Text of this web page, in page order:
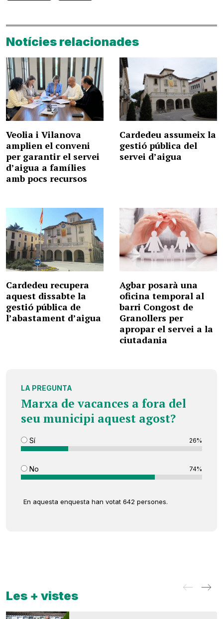
Notícies relacionades
Veolia i Vilanova
amplien el conveni
per garantir el servei
d’aigua a famílies
amb pocs recursos
Cardedeu assumeix la
gestió pública del
servei d’aigua
Cardedeu recupera
aquest dissabte la
gestió pública de
l’abastament d’aigua
Agbar posarà una
oficina temporal al
barri Congost de
Granollers per
apropar el servei a la
ciutadania
LA PREGUNTA
Marxa de vacances a fora del
seu municipi aquest agost?
Sí 26%
No 74%
En aquesta enquesta han votat 642 persones.
Les + vistes